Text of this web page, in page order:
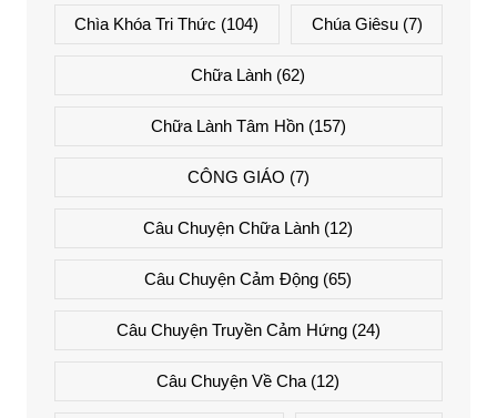
Chìa Khóa Tri Thức (104) Chúa Giêsu(7)
Chữa Lành (62)
Chữa Lành Tâm Hồn(157)
CÔNG GIÁO (7)
Câu Chuyện Chữa Lành (12)
Câu Chuyện Cảm Động (65)
Câu Chuyện Truyền Cảm Hứng(24)
Câu Chuyện Về Cha (12)